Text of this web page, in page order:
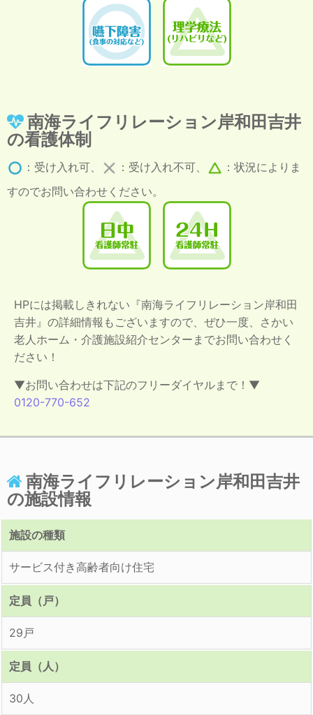
南海ライフリレーション岸和田吉井
の看護体制
：受け入れ可、 ：受け入れ不可、
：状況によりま
すのでお問い合わせください。
HPには掲載しきれない『南海ライフリレーション岸和田
吉井』の詳細情報もございますので、ぜひ一度、さかい
老人ホーム・介護施設紹介センターまでお問い合わせく
ださい！
▼お問い合わせは下記のフリーダイヤルまで！▼
0120-770-652
南海ライフリレーション岸和田吉井
の施設情報
施設の種類
サービス付き高齢者向け住宅
定員（戸）
29戸
定員（人）
30人